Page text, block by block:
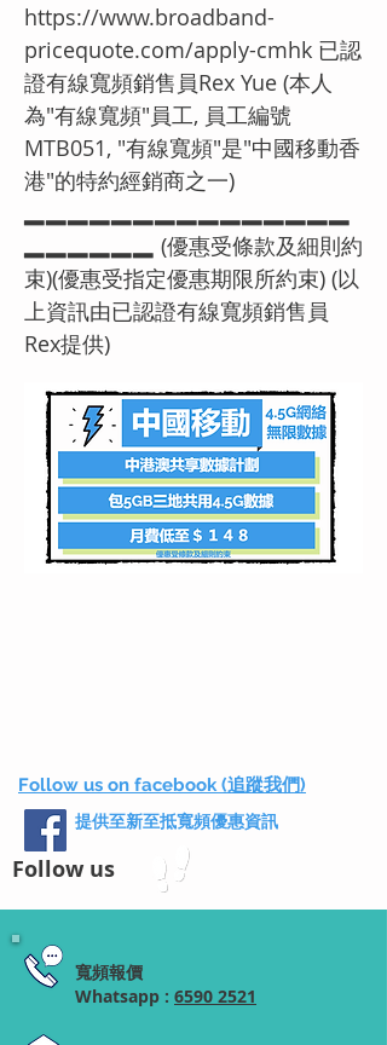
https://www.broadband-
pricequote.com/apply-cmhk 已認
證有線寬頻銷售員Rex Yue (本人
為"有線寬頻"員工, 員工編號
MTB051, "有線寬頻"是"中國移動香
港"的特約經銷商之一)
▂▂▂▂▂▂▂▂▂▂▂▂▂▂▂
▂▂▂▂▂▂ (優惠受條款及細則約
束)(優惠受指定優惠期限所約束) (以
上資訊由已認證有線寬頻銷售員
Rex提供)
Follow us on facebook (追蹤我們)
提供至新至抵寬頻優惠資訊
Follow us
寬頻報價
Whatsapp : 6590 2521